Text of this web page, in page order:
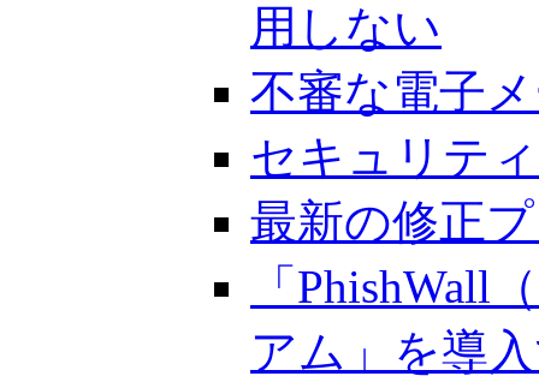
用しない
不審な電子
セキュリテ
最新の修正
「
アム」を導